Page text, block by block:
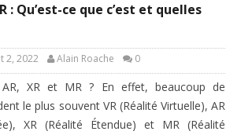
: Qu’est-ce que c’est et quelles
2, 2022 Alain Roache 0
XR et MR ? En effet, beaucoup de
le plus souvent VR (Réalité Virtuelle), AR
XR (Réalité Étendue) et MR (Réalité